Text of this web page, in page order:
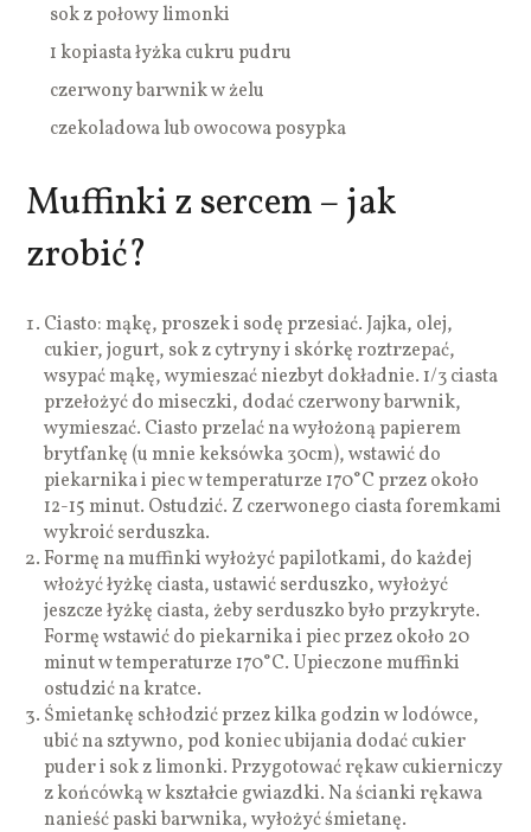
sok z połowy limonki
1 kopiasta łyżka cukru pudru
czerwony barwnik w żelu
czekoladowa lub owocowa posypka
Muffinki z sercem – jak
zrobić?
Ciasto: mąkę, proszek i sodę przesiać. Jajka, olej,
cukier, jogurt, sok z cytryny i skórkę roztrzepać,
wsypać mąkę, wymieszać niezbyt dokładnie. 1/3 ciasta
przełożyć do miseczki, dodać czerwony barwnik,
wymieszać. Ciasto przelać na wyłożoną papierem
brytfankę (u mnie keksówka 30cm), wstawić do
piekarnika i piec w temperaturze 170°C przez około
12-15 minut. Ostudzić. Z czerwonego ciasta foremkami
wykroić serduszka.
Formę na muffinki wyłożyć papilotkami, do każdej
włożyć łyżkę ciasta, ustawić serduszko, wyłożyć
jeszcze łyżkę ciasta, żeby serduszko było przykryte.
Formę wstawić do piekarnika i piec przez około 20
minut w temperaturze 170°C. Upieczone muffinki
ostudzić na kratce.
Śmietankę schłodzić przez kilka godzin w lodówce,
ubić na sztywno, pod koniec ubijania dodać cukier
puder i sok z limonki. Przygotować rękaw cukierniczy
z końcówką w kształcie gwiazdki. Na ścianki rękawa
nanieść paski barwnika, wyłożyć śmietanę.